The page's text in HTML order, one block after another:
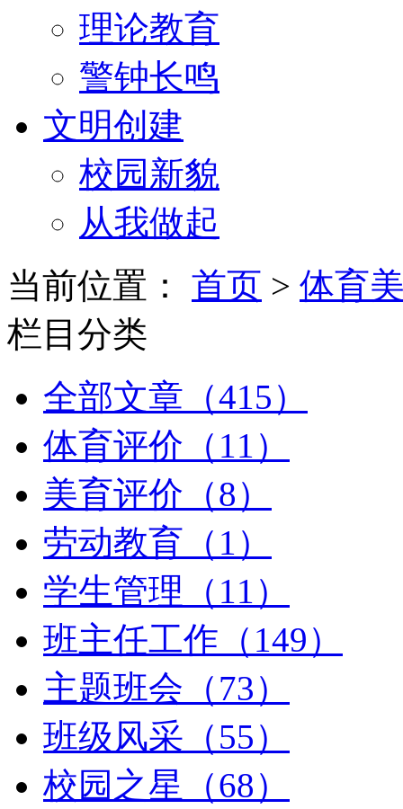
理论教育
警钟长鸣
文明创建
校园新貌
从我做起
当前位置： 首页 > 体育
栏目分类
全部文章（415）
体育评价（11）
美育评价（8）
劳动教育（1）
学生管理（11）
班主任工作（149）
主题班会（73）
班级风采（55）
校园之星（68）